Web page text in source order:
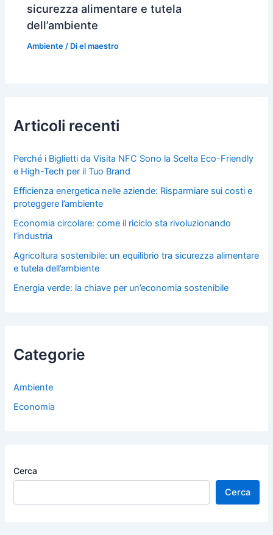
sicurezza alimentare e tutela
dell’ambiente
Ambiente / Diel maestro
Articoli recenti
Perché i Biglietti da Visita NFC Sono la Scelta Eco-Friendly
e High-Tech per il Tuo Brand
Efficienza energetica nelle aziende: Risparmiare sui costi e
proteggere l’ambiente
Economia circolare: come il riciclo sta rivoluzionando
l’industria
Agricoltura sostenibile: un equilibrio tra sicurezza alimentare
e tutela dell’ambiente
Energia verde: la chiave per un’economia sostenibile
Categorie
Ambiente
Economia
Cerca
Cerca